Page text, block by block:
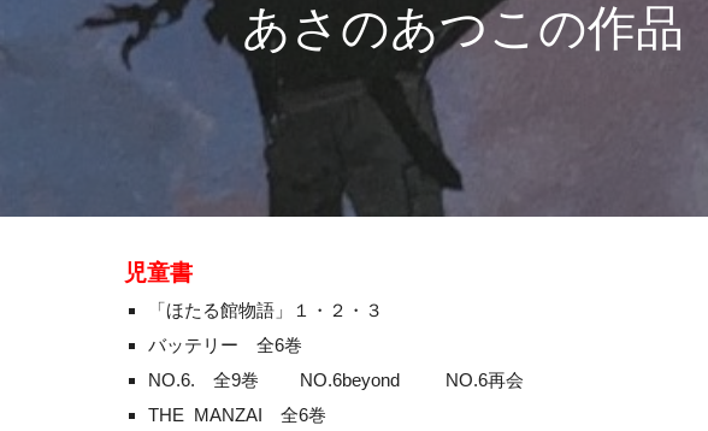
あさのあつこの作品
児童書
「ほたる館物語」
１・２・３
バッテリー 全6巻
NO.6. 全9巻
NO.6beyond NO.6再会
THE MANZAI 全6巻